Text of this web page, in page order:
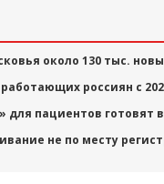
около 130 тыс.
россиян с
для пациентов готовят
не по месту